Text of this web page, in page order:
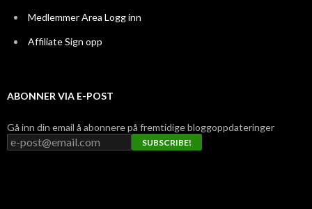
Medlemmer Area Logg inn
Affiliate Sign opp
ABONNER VIA E-POST
Gå inn din email å abonnere på fremtidige bloggoppdateringer